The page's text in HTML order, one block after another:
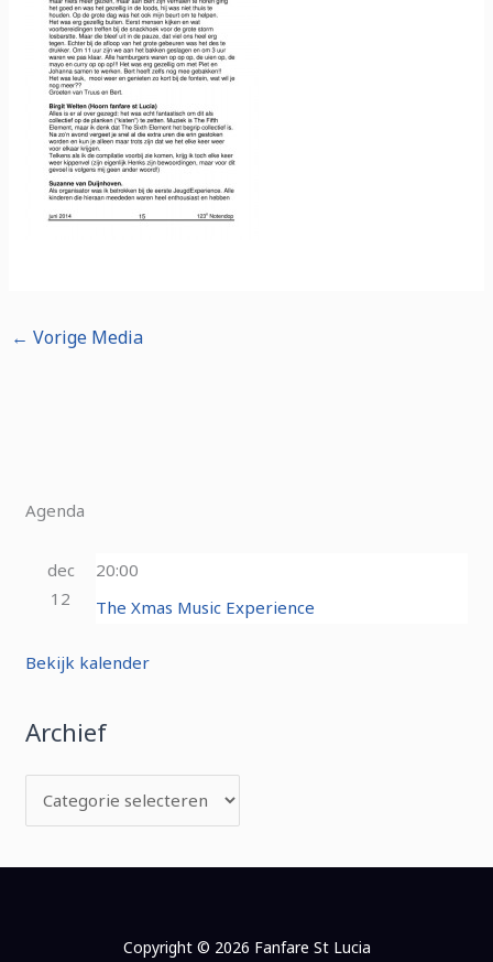
← Vorige Media
Agenda
dec
12
20:00
The Xmas Music Experience
Bekijk kalender
Archief
Copyright © 2026 Fanfare St Lucia